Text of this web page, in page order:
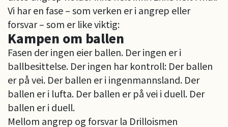
Vi har en fase – som verken er i angrep eller
forsvar – som er like viktig:
Kampen om ballen
Fasen der ingen eier ballen. Der ingen er i
ballbesittelse. Der ingen har kontroll: Der ballen
er på vei. Der ballen er i ingenmannsland. Der
ballen er i lufta. Der ballen er på vei i duell. Der
ballen er i duell.
Mellom angrep og forsvar la Drilloismen